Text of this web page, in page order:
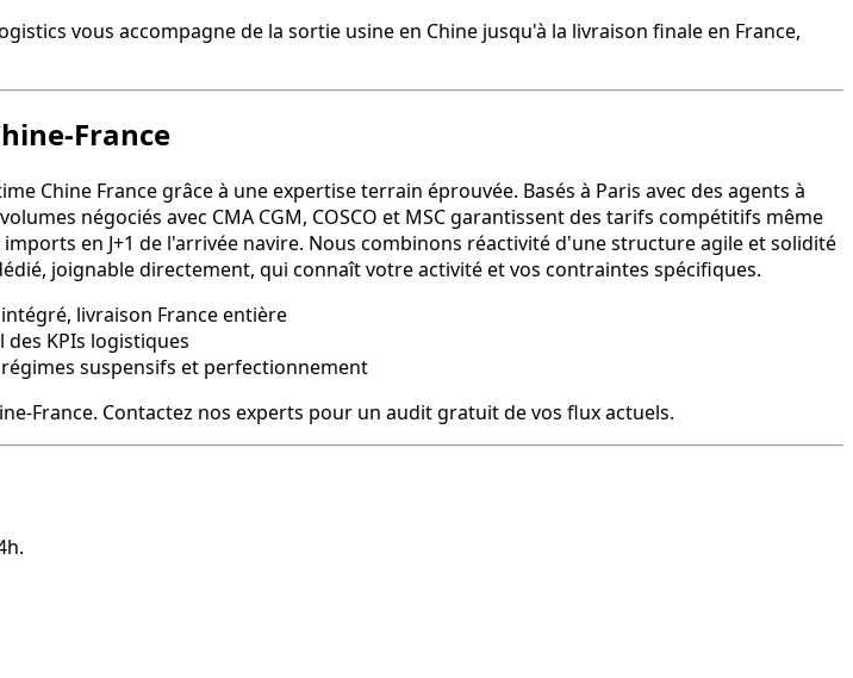
vous accompagne de la sortie usine en Chine jusqu'à la livraison finale en France,
France
Chine France grâce à une expertise terrain éprouvée. Basés à Paris avec des agents à
négociés avec CMA CGM, COSCO et MSC garantissent des tarifs compétitifs même
en J+1 de l'arrivée navire. Nous combinons réactivité d'une structure agile et solidité
joignable directement, qui connaît votre activité et vos contraintes spécifiques.
intégré, livraison France entière
KPIs logistiques
suspensifs et perfectionnement
France. Contactez nos experts pour un audit gratuit de vos flux actuels.